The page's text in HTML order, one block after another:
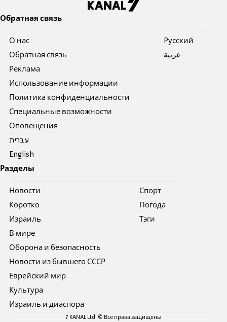
Обратная связь
О нас
Обратная связь
Реклама
Использование информации
Политика конфиденциальности
Специальные возможности
Оповещения
עברית
English
Pусский
عربية
Разделы
Новости
Коротко
Израиль
В мире
Оборона и безопасность
Новости из бывшего СССР
Еврейский мир
Культура
Израиль и диаспора
Спорт
Погода
Тэги
7 KANAL Ltd. © Все права защищены